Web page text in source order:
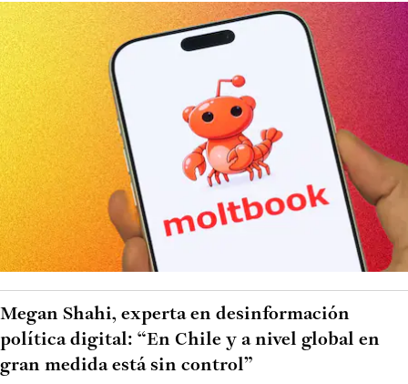
Megan Shahi, experta en desinformación
política digital: “En Chile y a nivel global en
gran medida está sin control”